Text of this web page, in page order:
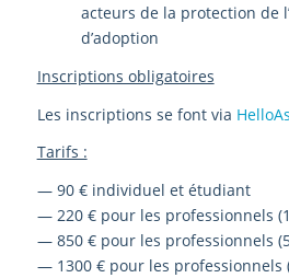
acteurs de la protection de
d’adoption
Inscriptions obligatoires
Les inscriptions se font via
Tarifs :
— 90 € individuel et étudiant
— 220 € pour les professionnels
— 850 € pour les professionnels
— 1300 € pour les professionnels